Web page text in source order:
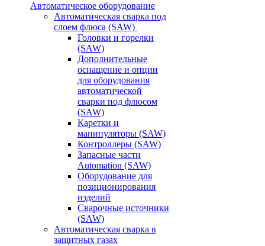
Автоматическое оборудование
Автоматическая сварка под
слоем флюса (SAW)
Головки и горелки
(SAW)
Дополнительные
оснащение и опции
для оборудования
автоматической
сварки под флюсом
(SAW)
Каретки и
манипуляторы (SAW)
Контроллеры (SAW)
Запасные части
Automation (SAW)
Оборудование для
позиционирования
изделий
Сварочные источники
(SAW)
Автоматическая сварка в
защитных газах